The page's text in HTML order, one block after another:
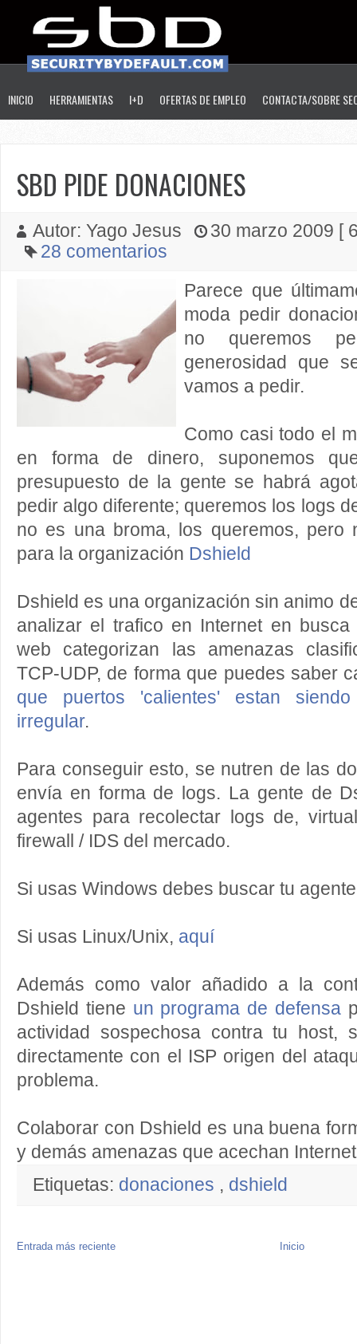
INICIO HERRAMIENTAS I+D OFERTAS DE EMPLEO CONTACTA/SOBRE
SBD PIDE DONACIONES
Autor: Yago Jesus
30 marzo 2009 [
28 comentarios
Parece que
moda pedir
no queremos
generosidad que
vamos a pedir.
Como casi todo el
en forma de dinero, suponemos
presupuesto de la gente se habrá
pedir algo diferente; queremos los logs
no es una broma, los queremos, pero
para la organización Dshield
Dshield es una organización sin animo
analizar el trafico en Internet en
web categorizan las amenazas
TCP-UDP, de forma que puedes saber
que puertos 'calientes' estan
irregular.
Para conseguir esto, se nutren de las
envía en forma de logs. La gente de
agentes para recolectar logs de,
firewall / IDS del mercado.
Si usas Windows debes buscar tu
Si usas Linux/Unix, aquí
Además como valor añadido a la
Dshield tiene un programa de defensa
actividad sospechosa contra tu host,
directamente con el ISP origen del
problema.
Colaborar con Dshield es una buena
y demás amenazas que acechan
Etiquetas: donaciones , dshield
Entrada más reciente Inicio